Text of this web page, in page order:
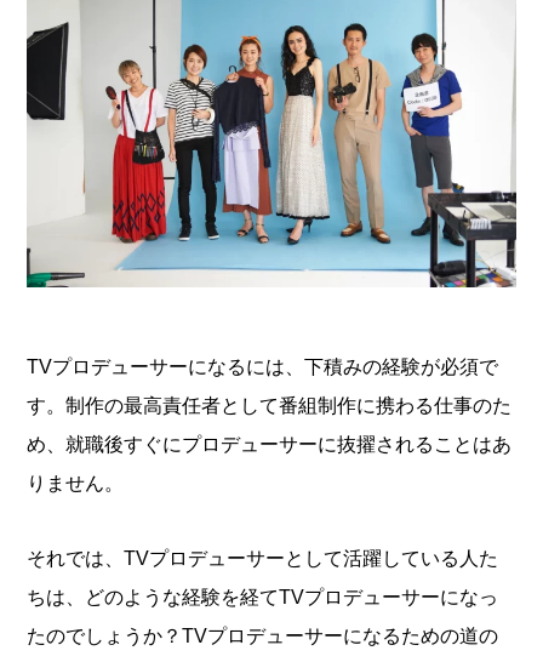
TVプロデューサーになるには、下積みの経験が必須で
す。制作の最高責任者として番組制作に携わる仕事のた
め、就職後すぐにプロデューサーに抜擢されることはあ
りません。
それでは、TVプロデューサーとして活躍している人た
ちは、どのような経験を経てTVプロデューサーになっ
たのでしょうか？TVプロデューサーになるための道の